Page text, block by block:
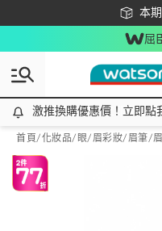
本
下
屈
激推換購優惠價！立即點我看
激推換購優惠價！立即點
首頁/化妝品/ 眼/眉彩妝/眉筆/